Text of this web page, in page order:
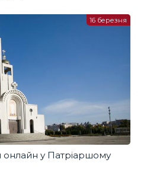
онлайн у Патріаршому
16 березня